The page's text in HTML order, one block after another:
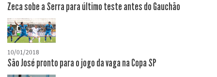
Zeca sobe a Serra para último teste antes do Gauchão
10/01/2018
São José pronto para o jogo da vaga na Copa SP